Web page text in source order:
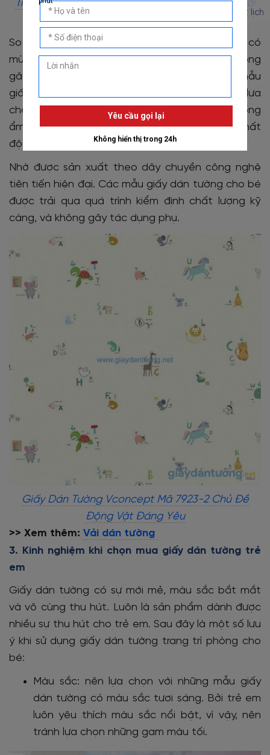
Tranh Dán Tường Công Chúa Disney Và Thế Giới
Nhiệm Màu - DW - 246
So với khi sử dụng sơn, hoàn toàn không không có
mùi khó chịu. Nhờ vậy, đảm bảo an toàn và không
gây hại cho sức khỏe của bé. Đặc biệt, các mẫu
giấy dán tường phòng trẻ em Hàn Quốc là lựa
chọn được đánh giá cao. Bởi có khả năng chống
ẩm mốc, không bám bụi bẩn, không chứa chất
độc hại.
Nhờ được sản xuất theo dây chuyền công nghệ
tiên tiến hiện đại. Các mẫu giấy dán tường cho bé
được trải qua quá trình kiểm định chất lượng kỹ
càng, và không gây tác dụng phụ.
Giấy Dán Tường Vconcept Mã 7923-2 Chủ Đề
Động Vật Đáng Yêu
>> Xem thêm: Vải dán tường
3. Kinh nghiệm khi chọn mua giấy dán tường trẻ
em
Giấy dán tường có sự mới mẻ, màu sắc bắt mắt
và vô cùng thu hút. Luôn là sản phẩm dành được
nhiều sự thu hút cho trẻ em. Sau đây là một số lưu
ý khi sử dụng giấy dán tường trang trí phòng cho
bé:
Màu sắc: nên lựa chọn với những mẫu giấy
dán tường có màu sắc tươi sáng. Bởi trẻ em
luôn yêu thích màu sắc nổi bật, vì vậy, nên
tránh lựa chọn những gam màu tối.
Đặt lịch